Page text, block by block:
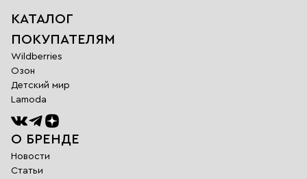
КАТАЛОГ
ПОКУПАТЕЛЯМ
Wildberries
Озон
Детский мир
Lamoda
О БРЕНДЕ
Новости
Статьи